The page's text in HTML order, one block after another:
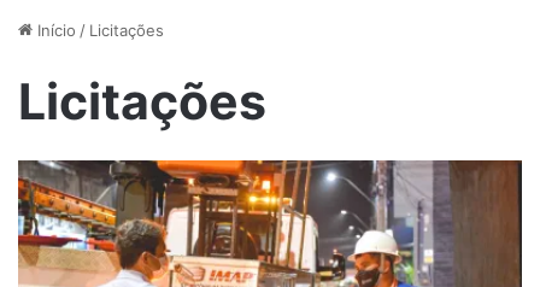
Início / Licitações
Licitações